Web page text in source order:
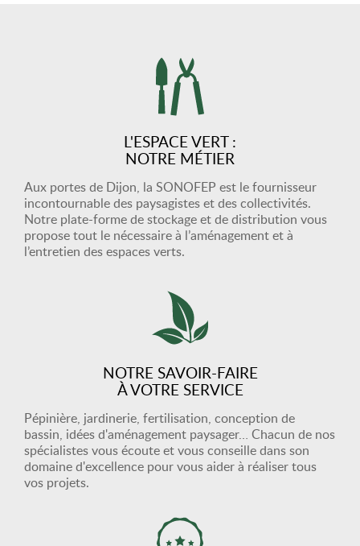
L'ESPACE VERT :
NOTRE MÉTIER
Aux portes de Dijon, la SONOFEP est le fournisseur
incontournable des paysagistes et des collectivités.
Notre plate-forme de stockage et de distribution vous
propose tout le nécessaire à l’aménagement et à
l’entretien des espaces verts.
NOTRE SAVOIR-FAIRE
À VOTRE SERVICE
Pépinière, jardinerie, fertilisation, conception de
bassin, idées d'aménagement paysager… Chacun de nos
spécialistes vous écoute et vous conseille dans son
domaine d'excellence pour vous aider à réaliser tous
vos projets.